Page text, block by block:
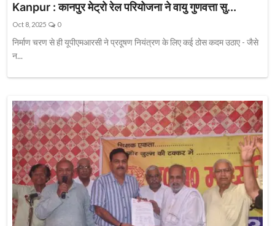
Kanpur : कानपुर मेट्रो रेल परियोजना ने वायु गुणवत्ता सु...
Oct 8, 2025 0
निर्माण चरण से ही यूपीएमआरसी ने प्रदूषण नियंत्रण के लिए कई ठोस कदम उठाए - जैसे
न...